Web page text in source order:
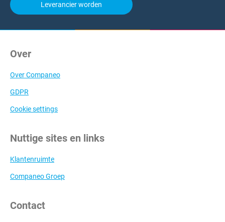
Leverancier worden
Over
Over Companeo
GDPR
Cookie settings
Nuttige sites en links
Klantenruimte
Companeo Groep
Contact